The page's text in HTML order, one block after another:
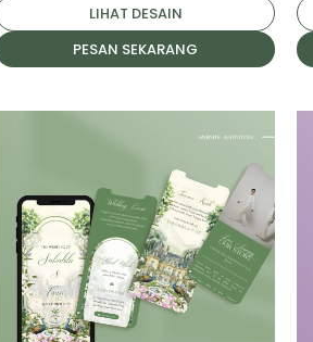
LIHAT DESAIN
PESAN SEKARANG